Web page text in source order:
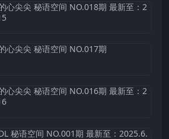
心尖尖 秘语空间 NO.018期 最新至：2
心尖尖 秘语空间 NO.017期
心尖尖 秘语空间 NO.016期 最新至：2
秘语空间 NO.001期 最新至：2025.6.